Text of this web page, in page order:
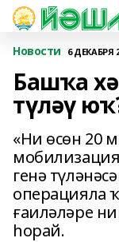
Новости 6 ДЕКАБРЯ
Башҡа
түләү
«Ни өсөн 20
генә
операцияла
ғаиләләре
һорай.